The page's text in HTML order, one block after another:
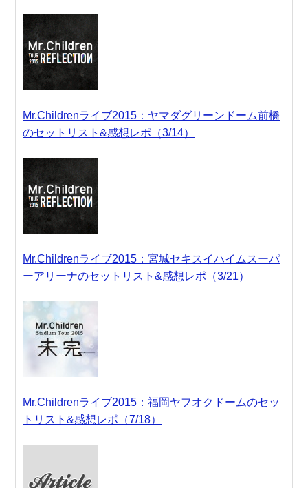
Mr.Childrenライブ2015：ヤマダグリーンドーム前橋
のセットリスト&感想レポ（3/14）
Mr.Childrenライブ2015：宮城セキスイハイムスーパ
ーアリーナのセットリスト&感想レポ（3/21）
Mr.Childrenライブ2015：福岡ヤフオクドームのセッ
トリスト&感想レポ（7/18）